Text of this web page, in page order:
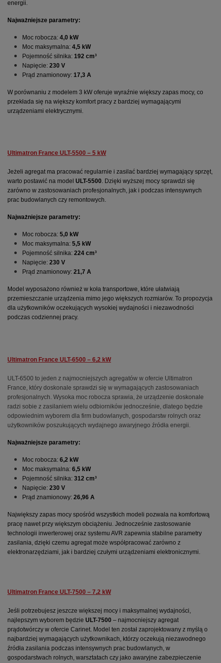
energii.
Najważniejsze parametry:
Moc robocza: 4,0 kW
Moc maksymalna: 4,5 kW
Pojemność silnika: 192 cm³
Napięcie: 230 V
Prąd znamionowy: 17,3 A
W porównaniu z modelem 3 kW oferuje wyraźnie większy zapas mocy, co
przekłada się na większy komfort pracy z bardziej wymagającymi
urządzeniami elektrycznymi.
Ultimatron France ULT-5500 – 5 kW
Jeżeli agregat ma pracować regularnie i zasilać bardziej wymagający sprzęt,
warto postawić na model ULT-5500. Dzięki wyższej mocy sprawdzi się
zarówno w zastosowaniach profesjonalnych, jak i podczas intensywnych
prac budowlanych czy remontowych.
Najważniejsze parametry:
Moc robocza: 5,0 kW
Moc maksymalna: 5,5 kW
Pojemność silnika: 224 cm³
Napięcie: 230 V
Prąd znamionowy: 21,7 A
Model wyposażono również w koła transportowe, które ułatwiają
przemieszczanie urządzenia mimo jego większych rozmiarów. To propozycja
dla użytkowników oczekujących wysokiej wydajności i niezawodności
podczas codziennej pracy.
Ultimatron France ULT-6500 – 6,2 kW
ULT-6500 to jeden z najmocniejszych agregatów w ofercie Ultimatron
France, który doskonale sprawdzi się w wymagających zastosowaniach
profesjonalnych. Wysoka moc robocza sprawia, że urządzenie doskonale
radzi sobie z zasilaniem wielu odbiorników jednocześnie, dlatego będzie
odpowiednim wyborem dla firm budowlanych, gospodarstw rolnych oraz
użytkowników poszukujących wydajnego awaryjnego źródła energii.
Najważniejsze parametry:
Moc robocza: 6,2 kW
Moc maksymalna: 6,5 kW
Pojemność silnika: 312 cm³
Napięcie: 230 V
Prąd znamionowy: 26,96 A
Największy zapas mocy spośród wszystkich modeli pozwala na komfortową
pracę nawet przy większym obciążeniu. Jednocześnie zastosowanie
technologii inwerterowej oraz systemu AVR zapewnia stabilne parametry
zasilania, dzięki czemu agregat może współpracować zarówno z
elektronarzędziami, jak i bardziej czułymi urządzeniami elektronicznymi.
Ultimatron France ULT-7500 – 7,2 kW
Jeśli potrzebujesz jeszcze większej mocy i maksymalnej wydajności,
najlepszym wyborem będzie ULT-7500 – najmocniejszy agregat
prądotwórczy w ofercie Carinet. Model ten został zaprojektowany z myślą o
najbardziej wymagających użytkownikach, którzy oczekują niezawodnego
źródła zasilania podczas intensywnych prac budowlanych, w
gospodarstwach rolnych, warsztatach czy jako awaryjne zabezpieczenie